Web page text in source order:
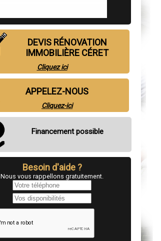
DEVIS RÉNOVATION
IMMOBILIÈRE CÉRET
Cliquez ici
APPELEZ-NOUS
Cliquez-ici
Financement possible
Besoin d'aide ?
Nous vous rappellons gratuitement.